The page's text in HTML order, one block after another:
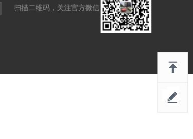
扫描二维码，关注官方微信